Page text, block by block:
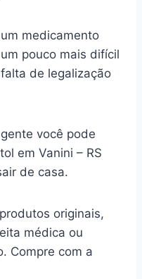
medicamento
pouco mais difícil
de legalização
você pode
em Vanini – RS
de casa.
originais,
médica ou
Compre com a